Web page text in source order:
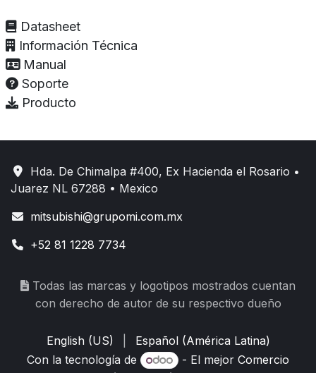
Datasheet
Información Técnica
Manual
Soporte
Producto
Hda. De Chimalpa #400, Ex Hacienda el Rosario •
Juarez NL 67288 • Mexico
mitsubishi@grupomi.com.mx
+52 81 1228 7734
Todas las marcas y logotipos mostrados cuentan
con derecho de autor de su respectivo dueño
English (US)
Español (América Latina)
Con la tecnología de
- El mejorComercio